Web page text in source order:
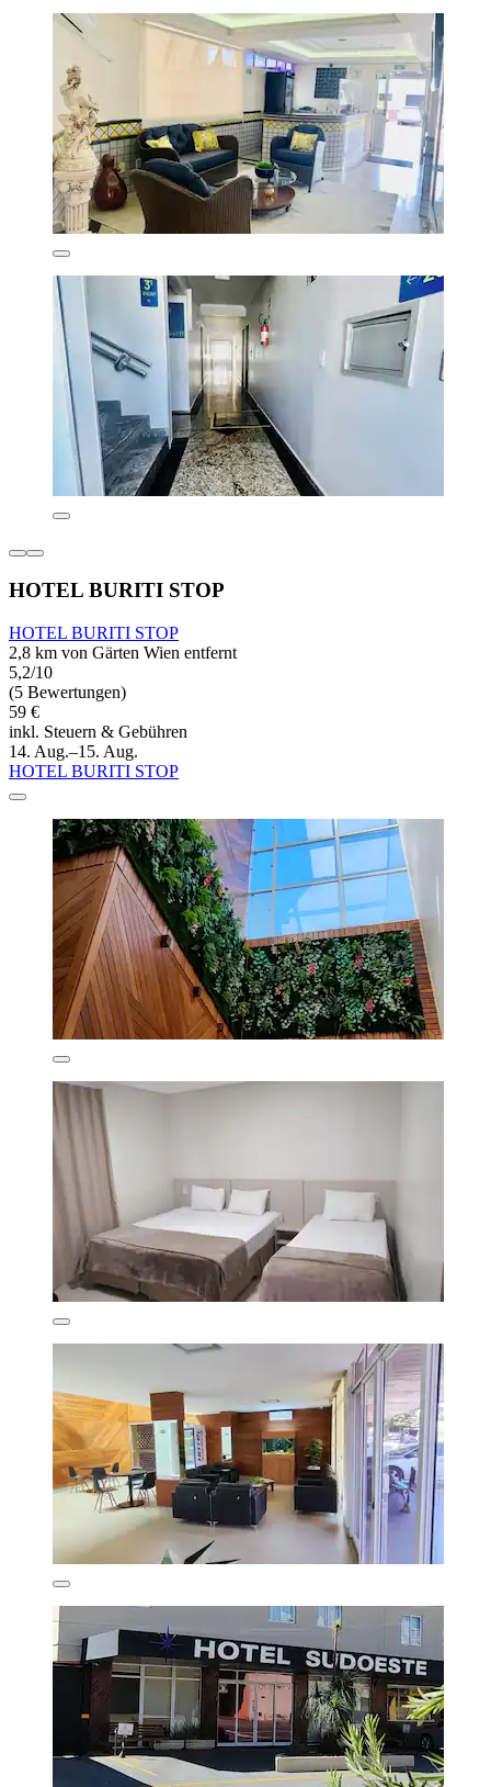
HOTEL BURITI STOP
HOTEL BURITI STOP
2,8 km von Gärten Wien entfernt
5,2/10
(5 Bewertungen)
59 €
inkl. Steuern & Gebühren
14. Aug.–15. Aug.
HOTEL BURITI STOP